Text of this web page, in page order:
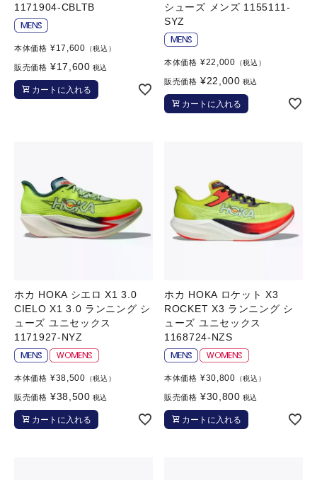
1171904-CBLTB
本体価格 ¥17,600 （税込）
販売価格 ¥17,600 税込
カートに入れる
シューズ メンズ 1155111-
SYZ
本体価格 ¥22,000 （税込）
販売価格 ¥22,000 税込
カートに入れる
ホカ HOKA シエロ X1 3.0
CIELO X1 3.0 ランニング シ
ューズ ユニセックス
1171927-NYZ
本体価格 ¥38,500 （税込）
販売価格 ¥38,500 税込
カートに入れる
ホカ HOKA ロケット X3
ROCKET X3 ランニング シ
ューズ ユニセックス
1168724-NZS
本体価格 ¥30,800 （税込）
販売価格 ¥30,800 税込
カートに入れる